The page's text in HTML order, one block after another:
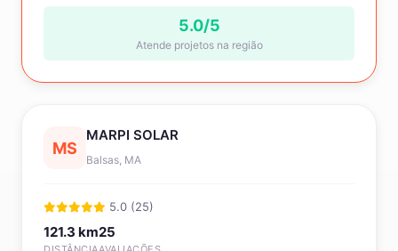
5.0/5
Atende projetos na região
MS
MARPI SOLAR
Balsas, MA
5.0 (25)
121.3 km25